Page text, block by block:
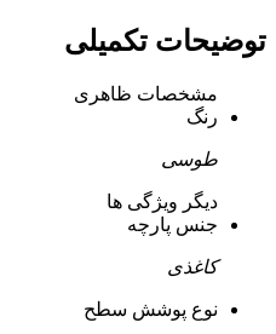
توضیحات تکمیلی
مشخصات ظاهری
رنگ
طوسی
دیگر ویژگی ها
جنس پارچه
کاغذی
نوع پوشش سطح